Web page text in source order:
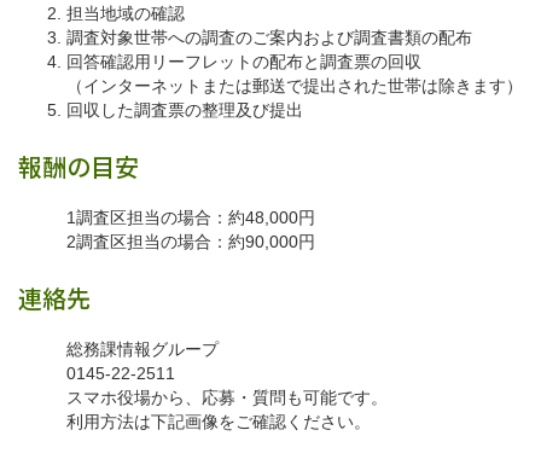
担当地域の確認
調査対象世帯への調査のご案内および調査書類の配布
回答確認用リーフレットの配布と調査票の回収
（インターネットまたは郵送で提出された世帯は除きます）
回収した調査票の整理及び提出
報酬の目安
1調査区担当の場合：約48,000円
2調査区担当の場合：約90,000円
連絡先
総務課情報グループ
0145-22-2511
スマホ役場から、応募・質問も可能です。
利用方法は下記画像をご確認ください。